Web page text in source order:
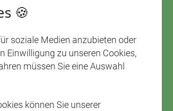
🍪
soziale Medien anzubieten oder
Einwilligung zu unseren Cookies,
müssen Sie eine Auswahl
können Sie unserer